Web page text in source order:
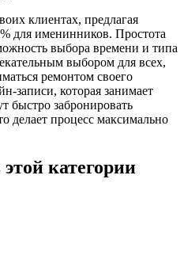
клиентах, предлагая
для именинников. Простота
выбора времени и типа
выбором для всех,
ремонтом своего
записи, которая занимает
быстро забронировать
делает процесс максимально
категории